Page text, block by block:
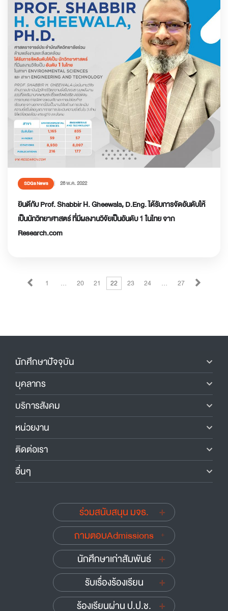
SDGs News 26 พ.ค. 2022
ยินดีกับ Prof. Shabbir H. Gheewala, D.Eng. ได้รับการจัดอันดับให้
เป็นนักวิทยาศาสตร์ ที่มีผลงานวิจัยเป็นอันดับ 1 ในไทย จาก
Research.com
1 … 20 21 22 23 24 … 27
นักศึกษาปัจจุบัน
บุคลากร
บริการสังคม
หน่วยงาน
ติดต่อเรา
อื่นๆ
ร่วมสนับสนุน มจธ.
ถามตอบAdmissions
นักศึกษาเก่าสัมพันธ์
รับเรื่องร้องเรียน
ร้องเรียนผ่าน ป.ป.ช.